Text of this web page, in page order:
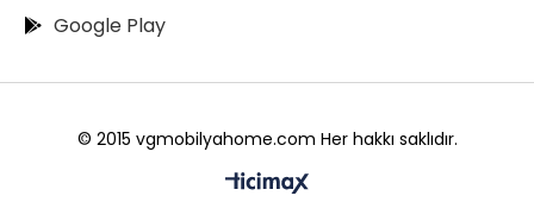
Google Play
© 2015 vgmobilyahome.com Her hakkı saklıdır.